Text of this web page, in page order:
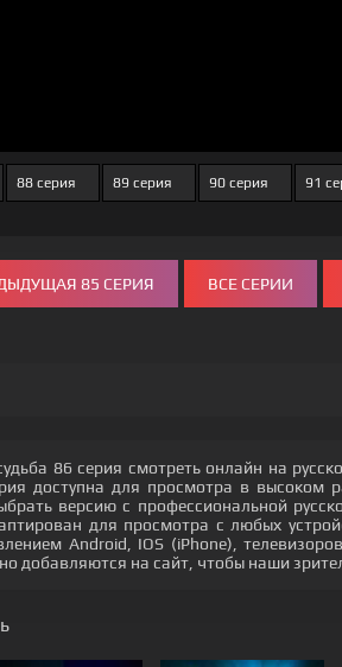
88 серия 89 серия 90 серия 91
85 СЕРИЯ ВСЕ СЕРИИ
86 серия смотреть онлайн на
доступна для просмотра в высоком
версию с профессиональной
для просмотра с любых
Android, IOS (iPhone),
добавляются на сайт, чтобы наши